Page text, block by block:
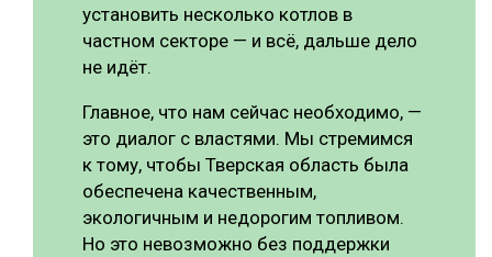
установить несколько котлов в
частном секторе — и всё, дальше дело
не идёт.
Главное, что нам сейчас необходимо, —
это диалог с властями. Мы стремимся
к тому, чтобы Тверская область была
обеспечена качественным,
экологичным и недорогим топливом.
Но это невозможно без поддержки